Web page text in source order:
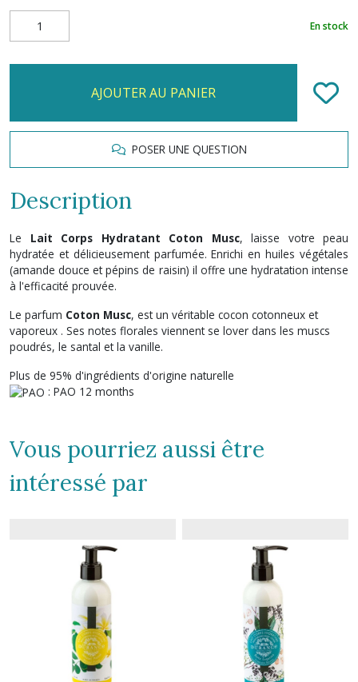
En stock
AJOUTER AU PANIER
POSER UNE QUESTION
Description
Le Lait Corps Hydratant Coton Musc, laisse votre peau
hydratée et délicieusement parfumée. Enrichi en huiles végétales
(amande douce et pépins de raisin) il offre une hydratation intense
à l'efficacité prouvée.
Le parfum Coton Musc, est un véritable cocon cotonneux et
vaporeux . Ses notes florales viennent se lover dans les muscs
poudrés, le santal et la vanille.
Plus de 95% d'ingrédients d'origine naturelle
: PAO 12 months
Vous pourriez aussi être
intéressé par